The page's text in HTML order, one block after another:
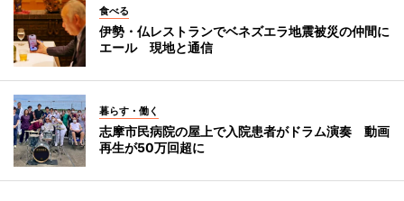
食べる
伊勢・仏レストランでベネズエラ地震被災の仲間に
エール 現地と通信
暮らす・働く
志摩市民病院の屋上で入院患者がドラム演奏 動画
再生が50万回超に